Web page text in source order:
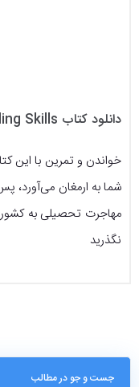
دانلود کتاب Master TOEFL Reading Skills
خواندن و تمرین با این
شما به ارمغان می‌آورد،
مهاجرت تحصیلی به
نگذرید
جست و جو در مطالب